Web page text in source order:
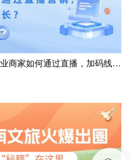
AI助力·赢在五一 | 各行业商家如何通过直播，加码线上营销增长？